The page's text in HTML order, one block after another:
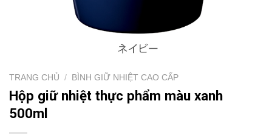
TRANG CHỦ / BÌNH GIỮ NHIỆT CAO CẤP
Hộp giữ nhiệt thực phẩm màu xanh
500ml